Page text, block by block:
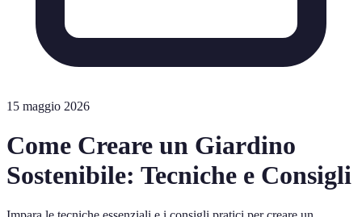
15 maggio 2026
Come Creare un Giardino
Sostenibile: Tecniche e Consigli